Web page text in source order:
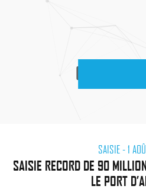
CATÉGORIE :
SAISIE- 1
SAISIE RECORD DE 90
LE PORT